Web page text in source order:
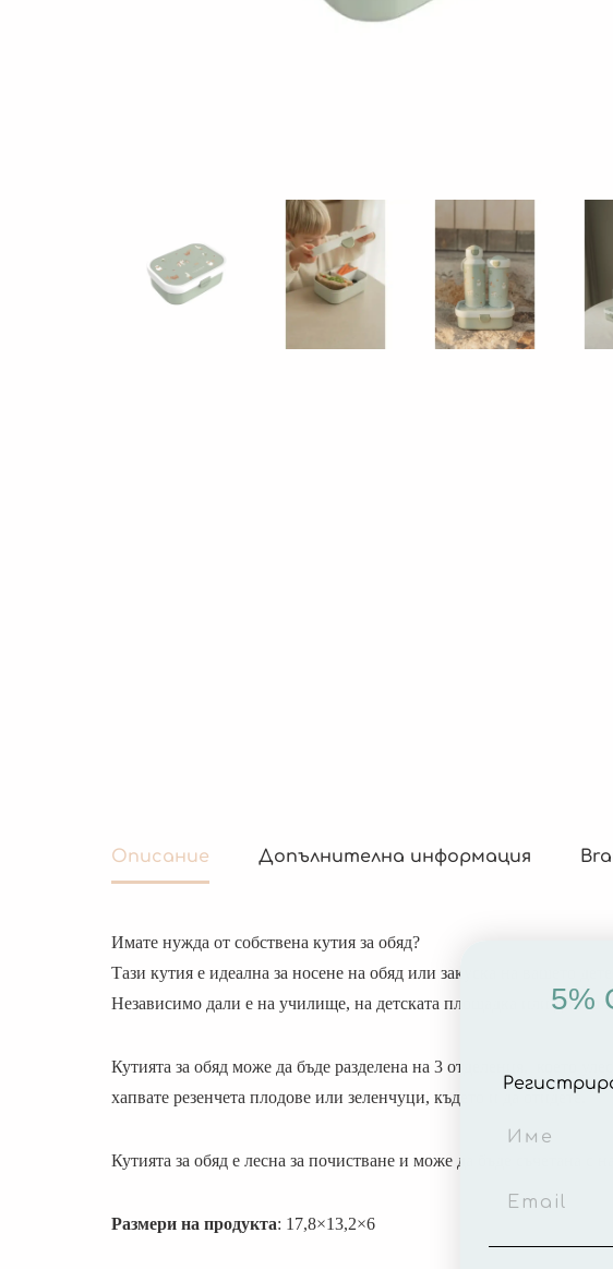
Описание Допълнителна информация
Имате нужда от собствена кутия за обяд?
Тази кутия е идеална за носене на обяд или закуска на вашето дете,
Независимо дали е на училище, на детската площадка или до
Кутията за обяд може да бъде разделена на 3 отделения, което
хапвате резенчета плодове или зеленчуци, където и да отидете.
Кутията за обяд е лесна за почистване и може да бъде съчетана с
Размери на продукта: 17,8×13,2×6
5%